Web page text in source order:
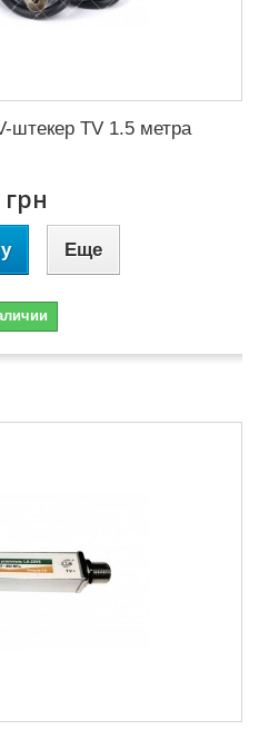
штекер TV 1.5 метра
грн
Еще